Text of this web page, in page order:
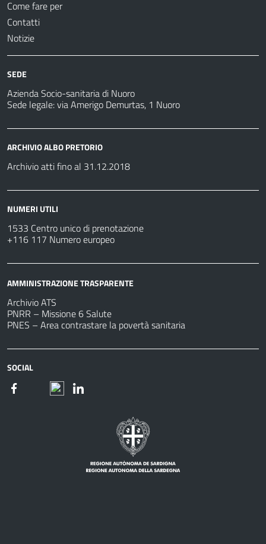
Come fare per
Contatti
Notizie
SEDE
Azienda Socio-sanitaria di Nuoro
Sede legale: via Amerigo Demurtas, 1 Nuoro
ARCHIVIO ALBO PRETORIO
Archivio atti fino al 31.12.2018
NUMERI UTILI
1533 Centro unico di prenotazione
+116 117 Numero europeo
AMMINISTRAZIONE TRASPARENTE
Archivio ATS
PNRR – Missione 6 Salute
PNES – Area contrastare la povertà sanitaria
SOCIAL